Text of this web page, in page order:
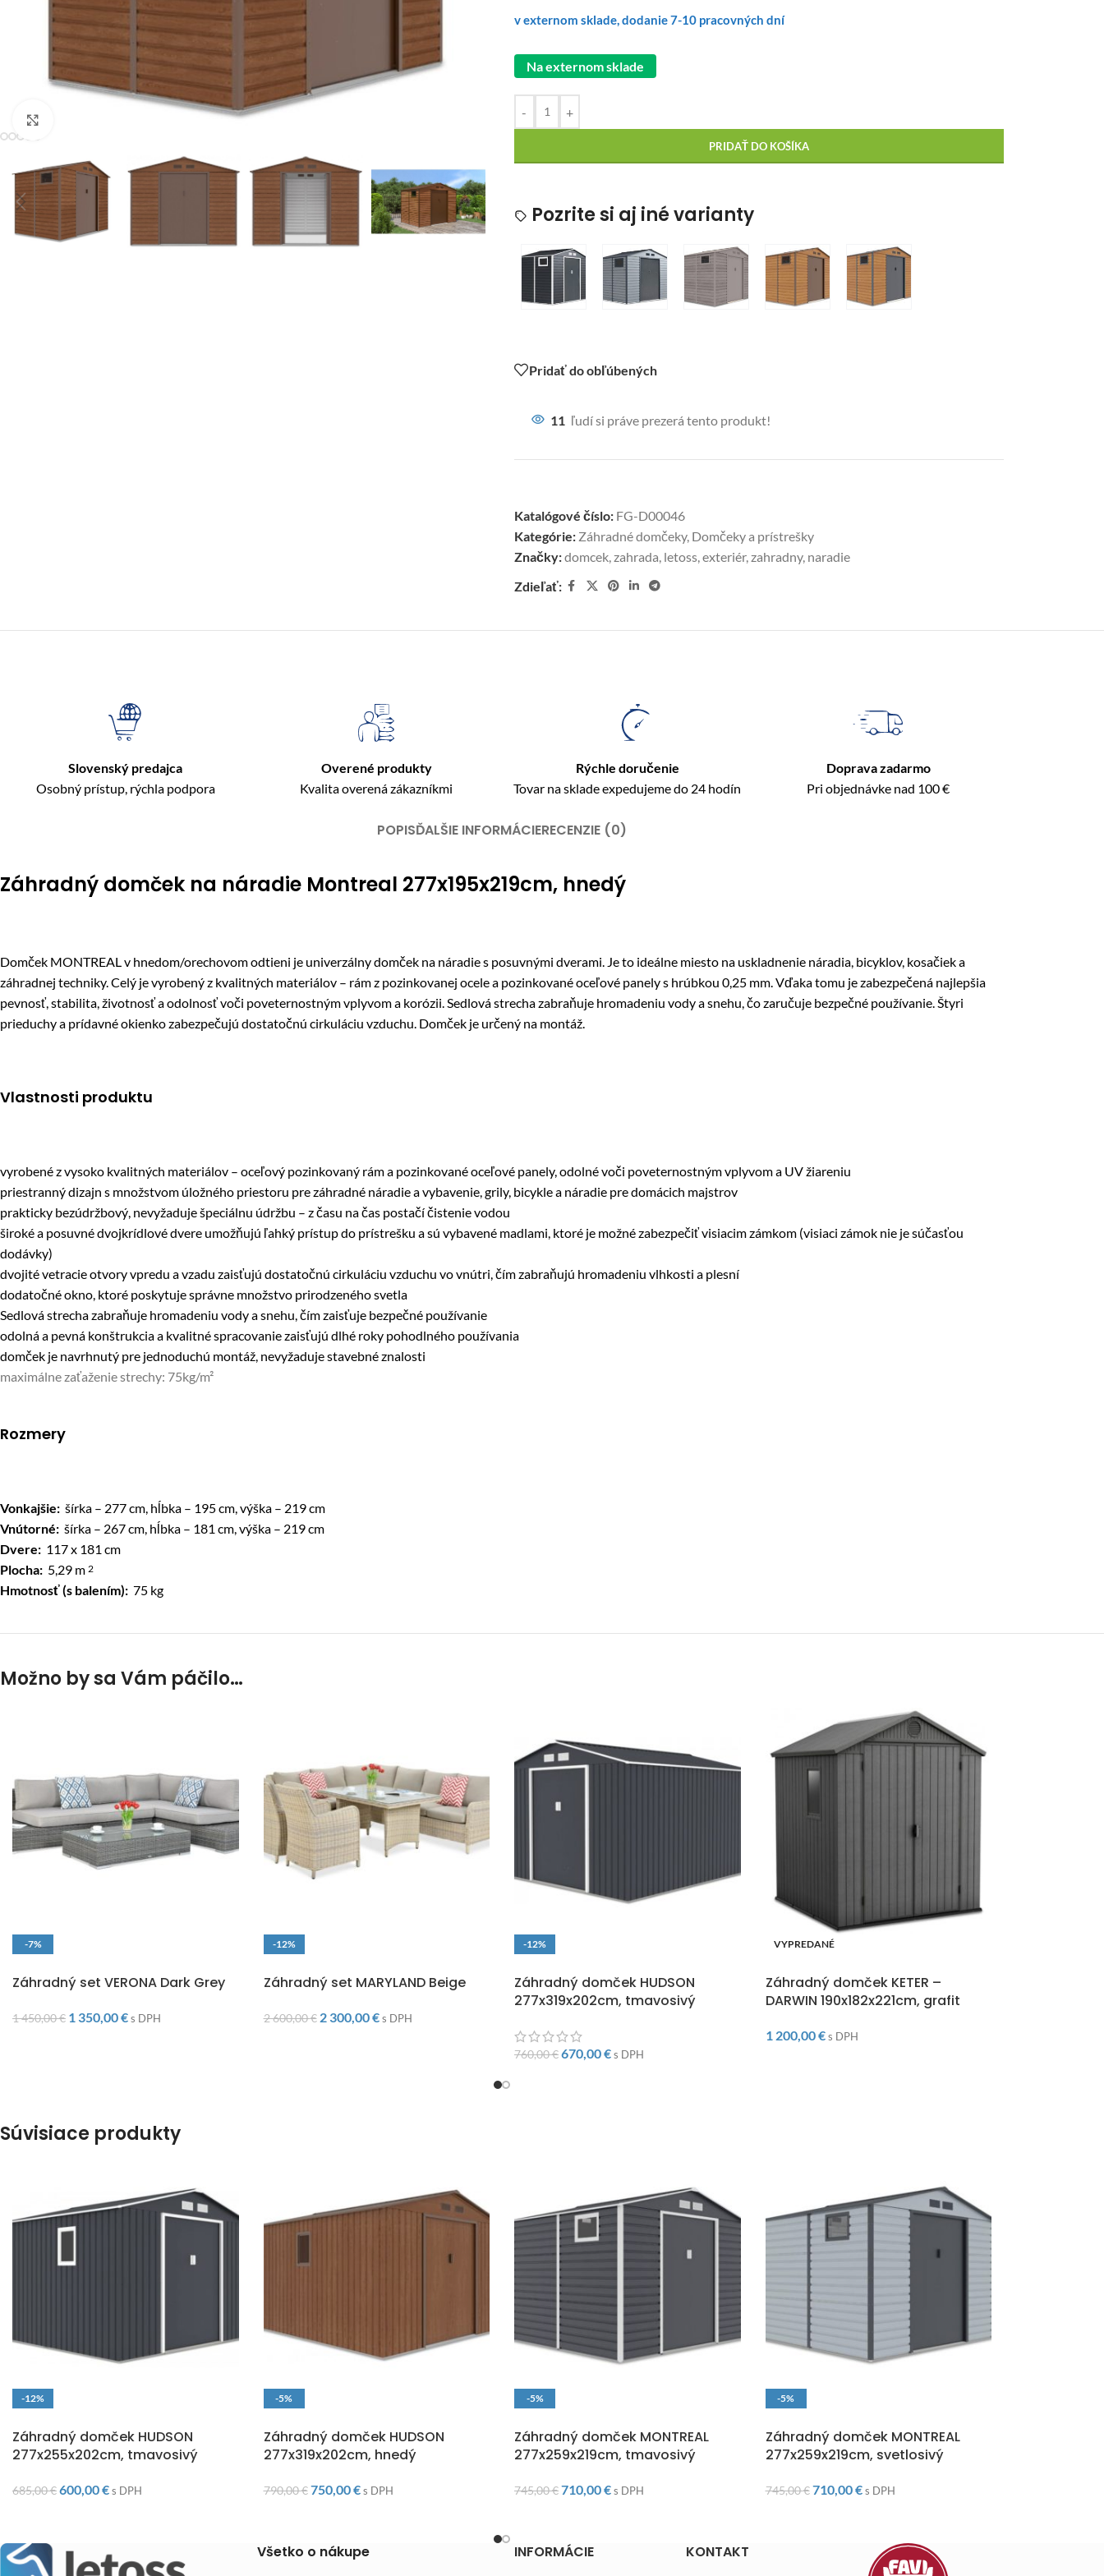
v externom sklade, dodanie 7-10 pracovných dní
Na externom sklade
- +
PRIDAŤ DO KOŠÍKA
Pozrite si aj iné varianty
Pridať do obľúbených
11 ľudí si práve prezerá tento produkt!
Katalógové číslo: FG-D00046
Kategórie: Záhradné domčeky, Domčeky a prístrešky
Značky:domcek,zahrada, letoss,exteriér,zahradny, naradie
Zdieľať:
Slovenský predajca
Osobný prístup, rýchla podpora
Overené produkty
Kvalita overená zákazníkmi
Rýchle doručenie
Tovar na sklade expedujeme do 24 hodín
Doprava zadarmo
Pri objednávke nad 100 €
POPISĎALŠIE INFORMÁCIERECENZIE (0)
Záhradný domček na náradie Montreal 277x195x219cm, hnedý
Domček MONTREAL v hnedom/orechovom odtieni je univerzálny domček na náradie s posuvnými dverami. Je to ideálne miesto na uskladnenie náradia, bicyklov, kosačiek a
záhradnej techniky. Celý je vyrobený z kvalitných materiálov – rám z pozinkovanej ocele a pozinkované oceľové panely s hrúbkou 0,25 mm. Vďaka tomu je zabezpečená najlepšia
pevnosť, stabilita, životnosť a odolnosť voči poveternostným vplyvom a korózii. Sedlová strecha zabraňuje hromadeniu vody a snehu, čo zaručuje bezpečné používanie. Štyri
prieduchy a prídavné okienko zabezpečujú dostatočnú cirkuláciu vzduchu. Domček je určený na montáž.
Vlastnosti produktu
vyrobené z vysoko kvalitných materiálov – oceľový pozinkovaný rám a pozinkované oceľové panely, odolné voči poveternostným vplyvom a UV žiareniu
priestranný dizajn s množstvom úložného priestoru pre záhradné náradie a vybavenie, grily, bicykle a náradie pre domácich majstrov
prakticky bezúdržbový, nevyžaduje špeciálnu údržbu – z času na čas postačí čistenie vodou
široké a posuvné dvojkrídlové dvere umožňujú ľahký prístup do prístrešku a sú vybavené madlami, ktoré je možné zabezpečiť visiacim zámkom (visiaci zámok nie je súčasťou
dodávky)
dvojité vetracie otvory vpredu a vzadu zaisťujú dostatočnú cirkuláciu vzduchu vo vnútri, čím zabraňujú hromadeniu vlhkosti a plesní
dodatočné okno, ktoré poskytuje správne množstvo prirodzeného svetla
Sedlová strecha zabraňuje hromadeniu vody a snehu, čím zaisťuje bezpečné používanie
odolná a pevná konštrukcia a kvalitné spracovanie zaisťujú dlhé roky pohodlného používania
domček je navrhnutý pre jednoduchú montáž, nevyžaduje stavebné znalosti
maximálne zaťaženie strechy: 75kg/m²
Rozmery
Vonkajšie: šírka – 277 cm, hĺbka – 195 cm, výška – 219 cm
Vnútorné: šírka – 267 cm, hĺbka – 181 cm, výška – 219 cm
Dvere: 117 x 181 cm
Plocha: 5,29 m 2
Hmotnosť (s balením): 75 kg
Možno by sa Vám páčilo…
-7%
Záhradný set VERONA Dark Grey
1 450,00€ 1 350,00€s DPH
-12%
Záhradný set MARYLAND Beige
2 600,00€ 2 300,00€ s DPH
-12%
Záhradný domček HUDSON
277x319x202cm, tmavosivý
760,00€670,00€s DPH
VYPREDANÉ
Záhradný domček KETER –
DARWIN 190x182x221cm, grafit
1 200,00€ s DPH
Súvisiace produkty
-12%
Záhradný domček HUDSON
277x255x202cm, tmavosivý
685,00€600,00€s DPH
-5%
Záhradný domček HUDSON
277x319x202cm, hnedý
790,00€ 750,00€ s DPH
-5%
Záhradný domček MONTREAL
277x259x219cm, tmavosivý
745,00€710,00€s DPH
-5%
Záhradný domček MONTREAL
277x259x219cm, svetlosivý
745,00€ 710,00€ s DPH
Všetko o nákupe INFORMÁCIE KONTAKT